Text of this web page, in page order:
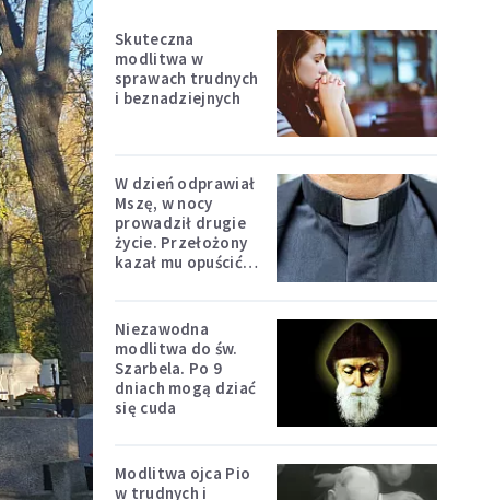
Skuteczna
modlitwa w
sprawach trudnych
i beznadziejnych
W dzień odprawiał
Mszę, w nocy
prowadził drugie
życie. Przełożony
kazał mu opuścić
Niezawodna
modlitwa do św.
Szarbela. Po 9
dniach mogą dziać
się cuda
Modlitwa ojca Pio
w trudnych i